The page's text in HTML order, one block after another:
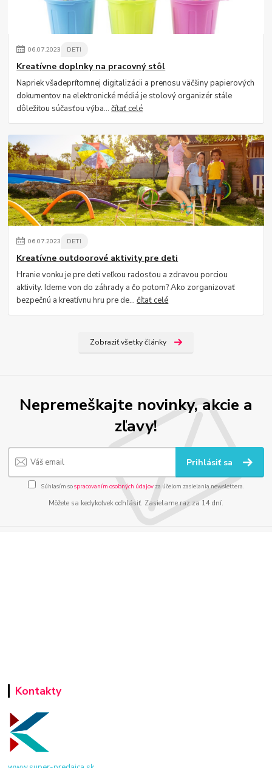
06.07.2023 DETI
Kreatívne doplnky na pracovný stôl
Napriek všadeprítomnej digitalizácii a prenosu väčšiny papierových
dokumentov na elektronické médiá je stolový organizér stále
dôležitou súčasťou výba...čítať celé
06.07.2023 DETI
Kreatívne outdoorové aktivity pre deti
Hranie vonku je pre deti veľkou radosťou a zdravou porciou
aktivity. Ideme von do záhrady a čo potom? Ako zorganizovať
bezpečnú a kreatívnu hru pre de...čítať celé
Zobraziť všetky články
Nepremeškajte novinky, akcie a
zľavy!
Prihlásiť sa
Súhlasím sospracovaním osobných údajov za účelom zasielania newslettera.
Môžete sa kedykoľvek odhlásiť. Zasielame raz za 14 dní.
Kontakty